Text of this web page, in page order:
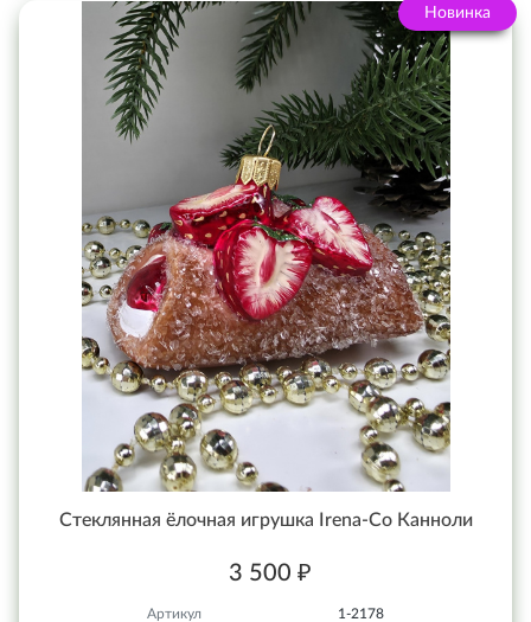
Новинка
Стеклянная ёлочная игрушка Irena-Co Канноли
3 500 ₽
Артикул
1-2178